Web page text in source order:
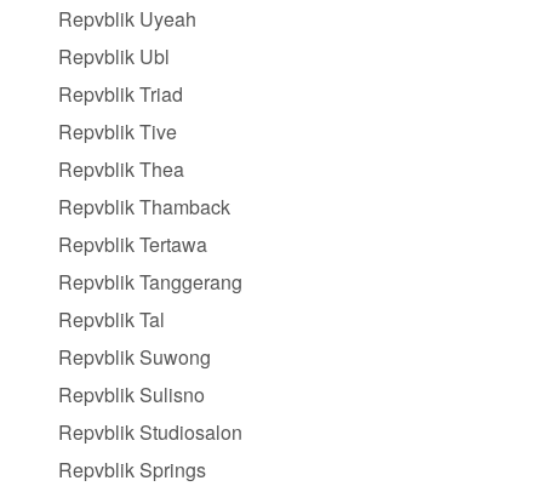
Repvblik Uyeah
Repvblik Ubl
Repvblik Triad
Repvblik Tive
Repvblik Thea
Repvblik Thamback
Repvblik Tertawa
Repvblik Tanggerang
Repvblik Tal
Repvblik Suwong
Repvblik Sulisno
Repvblik Studiosalon
Repvblik Springs